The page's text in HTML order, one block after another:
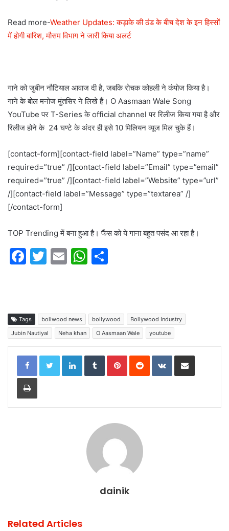
Read more-Weather Updates: कड़ाके की ठंड के बीच देश के इन हिस्सों
में होगी बारिश, मौसम विभाग ने जारी किया अलर्ट
गाने को जुबीन नौटियाल आवाज दी है, जबकि रोचक कोहली ने कंपोज किया है।
गाने के बोल मनोज मुंतसिर ने लिखे हैं। O Aasmaan Wale Song
YouTube पर T-Series के official channel पर रिलीज किया गया है और
रिलीज होने के 24 घण्टे के अंदर ही इसे 10 मिलियन व्यूज मिल चुके हैं।
[contact-form][contact-field label=”Name” type=”name”
required=”true” /][contact-field label=”Email” type=”email”
required=”true” /][contact-field label=”Website” type=”url”
/][contact-field label=”Message” type=”textarea” /]
[/contact-form]
TOP Trending में बना हुआ है। फैंस को ये गाना बहुत पसंद आ रहा है।
F
b
o
o
k
T
E
W
A
p
p
Tags bollwood news bollywood
Bollywood Industry
Jubin Nautiyal
Neha khan O Aasmaan Wale youtube
LinkedInTumblrPinterestReddit VKontakteShare via Email
Print
dainik
Related Articles